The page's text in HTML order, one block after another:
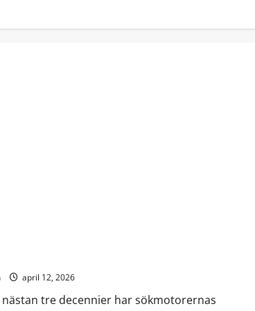
april 12, 2026
tre decennier har sökmotorernas